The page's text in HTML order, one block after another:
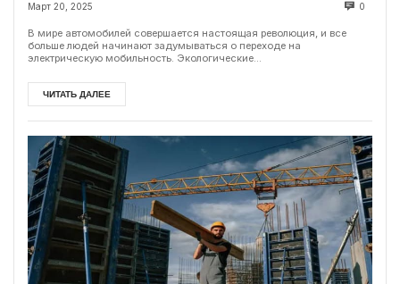
Март 20, 2025 0
В мире автомобилей совершается настоящая революция, и все
больше людей начинают задумываться о переходе на
электрическую мобильность. Экологические...
ЧИТАТЬ ДАЛЕЕ